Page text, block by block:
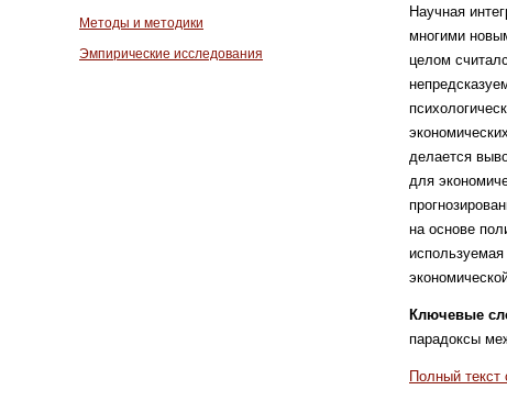
Методы и методики
Эмпирические исследования
Научная
многими
целом
делается
для
на основе
Ключевые
парадоксы
Полный текст